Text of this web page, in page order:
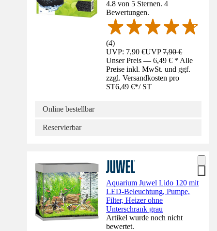
4.8 von 5 Sternen. 4
Bewertungen.
(4)
UVP: 7,90 €UVP7,90 €
Unser Preis — 6,49 € * Alle
Preise inkl. MwSt. und ggf.
zzgl. Versandkosten pro
ST6,49 €*/ ST
Online bestellbar
Reservierbar
Aquarium Juwel Lido 120 mit
LED-Beleuchtung, Pumpe,
Filter, Heizer ohne
Unterschrank grau
Artikel wurde noch nicht
bewertet.